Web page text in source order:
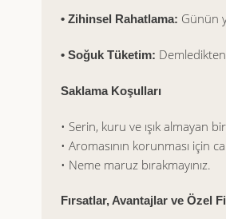
• Zihinsel Rahatlama: Günün
• Soğuk Tüketim:
Saklama Koşulları
• Serin, kuru ve ışık almayan
• Aromasının korunması için
• Neme maruz bırakmayınız.
Fırsatlar, Avantajlar ve Özel